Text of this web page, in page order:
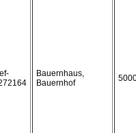
Bauernhaus,
Bauernhof